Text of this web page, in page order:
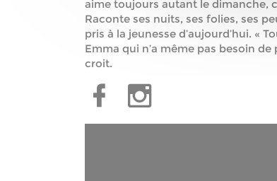
aime toujours autant le dimanche,
Raconte ses nuits, ses folies, ses
pris à la jeunesse d’aujourd’hui. «
Emma qui n’a même pas besoin
croit.